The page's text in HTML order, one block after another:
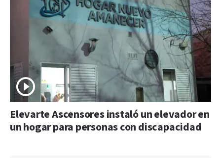
Elevarte Ascensores instaló un elevador en
un hogar para personas con discapacidad